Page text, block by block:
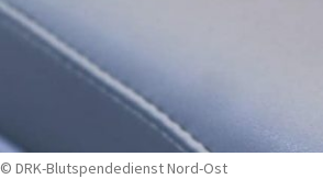
© DRK-Blutspendedienst Nord-Ost